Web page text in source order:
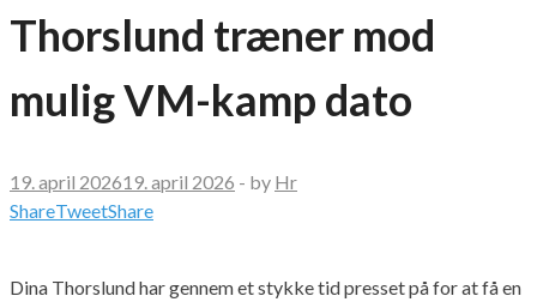
Thorslund træner mod
mulig VM-kamp dato
19. april 202619. april 2026 - by Hr
ShareTweetShare
Dina Thorslund har gennem et stykke tid presset på for at få en